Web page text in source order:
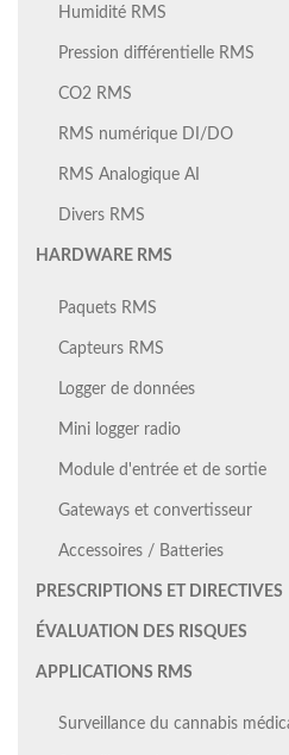
Humidité RMS
Pression différentielle RMS
CO2 RMS
RMS numérique DI/DO
RMS Analogique AI
Divers RMS
HARDWARE RMS
Paquets RMS
Capteurs RMS
Logger de données
Mini logger radio
Module d'entrée et de sortie
Gateways et convertisseur
Accessoires / Batteries
PRESCRIPTIONS ET DIRECTIVES
ÉVALUATION DES RISQUES
APPLICATIONS RMS
Surveillance du cannabis